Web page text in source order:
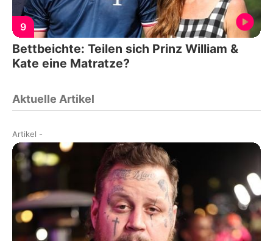
9
Bettbeichte: Teilen sich Prinz William &
Kate eine Matratze?
Aktuelle Artikel
Artikel -